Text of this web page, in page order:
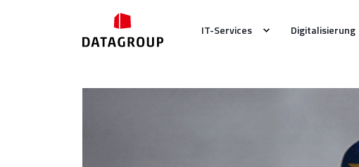
IT-Services Digitalisierung